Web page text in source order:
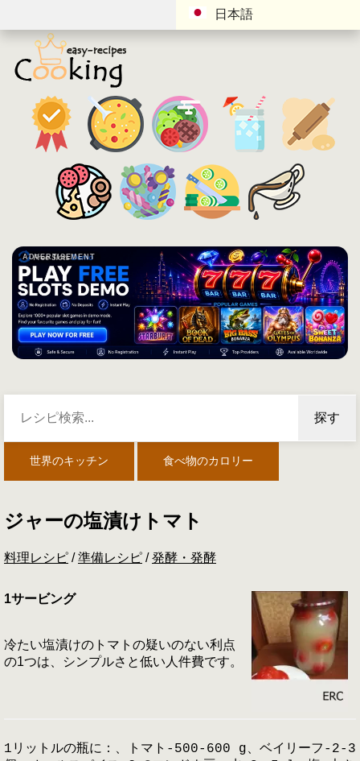
日本語
ADVERTISEMENT
探す
世界のキッチン 食べ物のカロリー
ジャーの塩漬けトマト
料理レシピ /準備レシピ /発酵・発酵
1サービング
冷たい塩漬けのトマトの疑いのない利点
の1つは、シンプルさと低い人件費です。
1リットルの瓶に：、トマト-500-600 g、ベイリーフ-2-3